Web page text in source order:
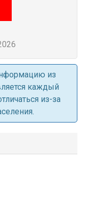
из
каждый
из-за